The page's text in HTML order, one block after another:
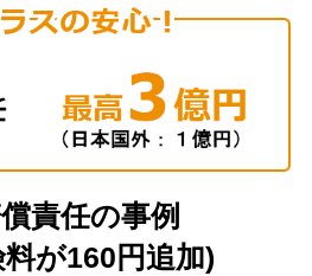
責任の事例
が160円追加)